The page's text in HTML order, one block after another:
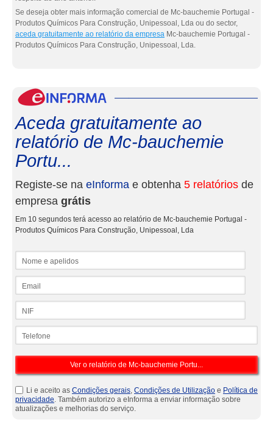
Se deseja obter mais informação comercial de Mc-bauchemie Portugal -
Produtos Químicos Para Construção, Unipessoal, Lda ou do sector,
aceda gratuitamente ao relatório da empresa Mc-bauchemie Portugal -
Produtos Químicos Para Construção, Unipessoal, Lda.
Aceda gratuitamente ao
relatório de Mc-bauchemie
Portu...
Registe-se na eInforma e obtenha 5 relatórios de
empresa grátis
Em 10 segundos terá acesso ao relatório de Mc-bauchemie Portugal -
Produtos Químicos Para Construção, Unipessoal, Lda
Li e aceito as Condições gerais, Condições de Utilização e Política de
privacidade. Também autorizo a eInforma a enviar informação sobre
atualizações e melhorias do serviço.